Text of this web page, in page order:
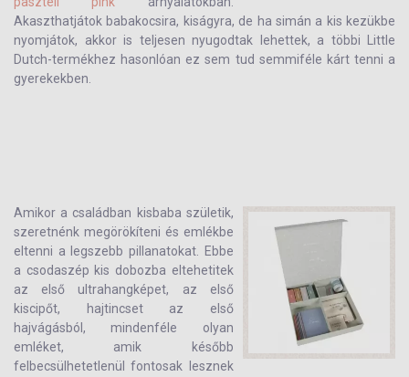
Akaszthatjátok babakocsira, kiságyra, de ha simán a kis kezükbe
nyomjátok, akkor is teljesen nyugodtak lehettek, a többi Little
Dutch-termékhez hasonlóan ez sem tud semmiféle kárt tenni a
gyerekekben.
Amikor a családban kisbaba születik,
szeretnénk megörökíteni és emlékbe
eltenni a legszebb pillanatokat. Ebbe
a csodaszép kis dobozba eltehetitek
az első ultrahangképet, az első
kiscipőt, hajtincset az első
hajvágásból, mindenféle olyan
emléket, amik később
felbecsülhetetlenül fontosak lesznek